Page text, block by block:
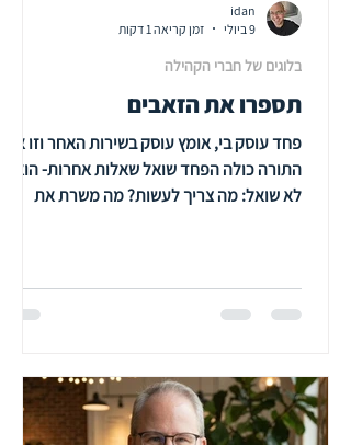
תספרו את הזאבים
פחד עוסק בי, אומץ עוסק בשירות האחר וזו
התורה כולה הפחד שואל שאלות אחרות- הוא
לא שואל: מה צריך לעשות? מה משרת את
כמה אקמולים מיידים שכדאי לקחת
רגע לפני החלטה: 1. שיימו את הפחד: פחד
עמום נוטה להתרחב. פחד ספציפי נוטה
להצטמצם. תשאלו את עצמכם: מה בדיוק אני
בלוגים של חברי הקהילה
idan
9 ביולי
זמן קריאה 1 דקות